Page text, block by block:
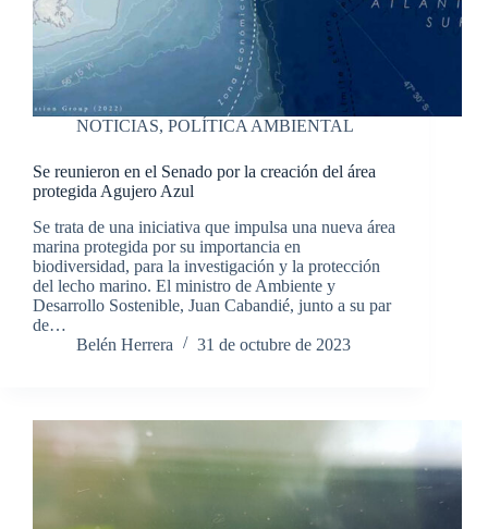
NOTICIAS, POLÍTICA AMBIENTAL
Se reunieron en el Senado por la creación del área
protegida Agujero Azul
Se trata de una iniciativa que impulsa una nueva área
marina protegida por su importancia en
biodiversidad, para la investigación y la protección
del lecho marino. El ministro de Ambiente y
Desarrollo Sostenible, Juan Cabandié, junto a su par
de…
Belén Herrera
31 de octubre de 2023